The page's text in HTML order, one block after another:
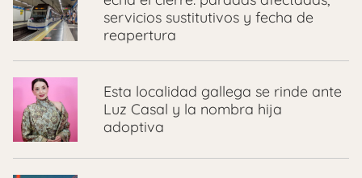
servicios sustitutivos y fecha de
reapertura
Esta localidad gallega se rinde ante
Luz Casal y la nombra hija
adoptiva